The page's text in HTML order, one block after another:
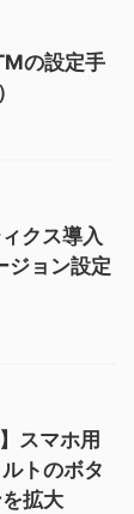
の設定手
クス導入
ジョン設定
スマホ用
トのボタ
拡大